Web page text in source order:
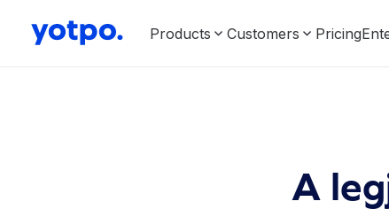
Products Customers Pricing
A